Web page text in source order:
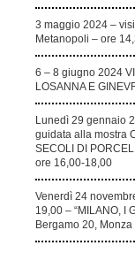
3 maggio 2024 –
Metanopoli – ore
6 – 8 giugno 2024
LOSANNA E
Lunedì 29 gennaio
guidata alla mostra
SECOLI DI
ore 16,00-18,00
Venerdì 24
19,00 – “MILANO, I
Bergamo 20, Monza